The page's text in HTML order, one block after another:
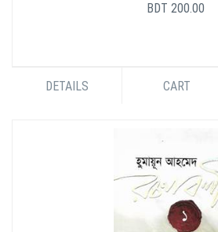
BDT 200.00
DETAILS CART